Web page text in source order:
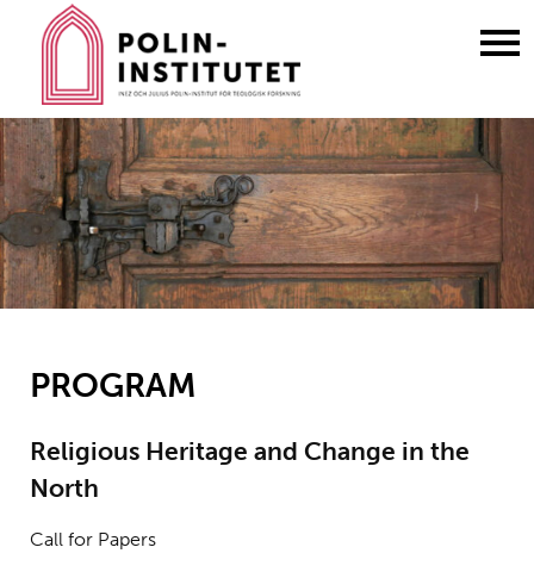
PROGRAM
Religious Heritage and Change in the
North
Call for Papers